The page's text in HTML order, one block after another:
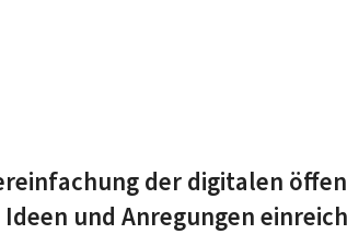
der digitalen
und Anregungen